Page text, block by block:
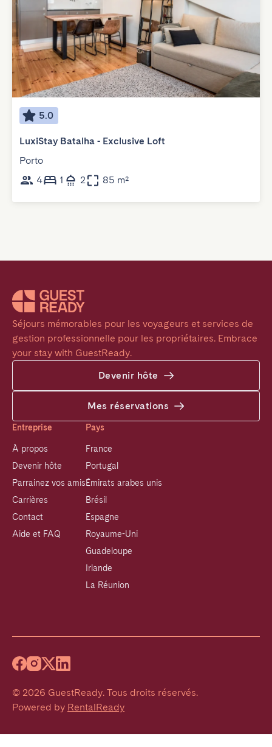
5.0
LuxiStay Batalha - Exclusive Loft
Porto
4
1 2 85 m²
Séjours mémorables pour les voyageurs et services de
gestion professionnelle pour les propriétaires. Embrace
your stay with GuestReady.
Devenir hôte
Mes réservations
Entreprise
À propos
Devenir hôte
Parrainez vos amis
Carrières
Contact
Aide et FAQ
Pays
France
Portugal
Émirats arabes unis
Brésil
Espagne
Royaume-Uni
Guadeloupe
Irlande
La Réunion
© 2026 GuestReady. Tous droits réservés.
Powered by RentalReady